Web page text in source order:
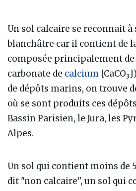
Un sol calcaire se reconnait à
blanchâtre car il contient de
composée principalement de
carbonate de calcium [CaCO3
de dépôts marins, on trouve
où se sont produits ces
Bassin Parisien, le Jura, les
Alpes.
Un sol qui contient moins de
dit "non calcaire", un sol qui